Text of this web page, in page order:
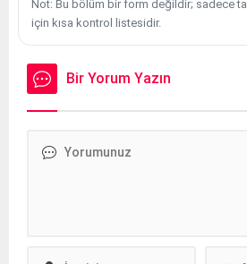
Not: Bu bölüm bir form değildir; sadece
için kısa kontrol listesidir.
Bir Yorum Yazın